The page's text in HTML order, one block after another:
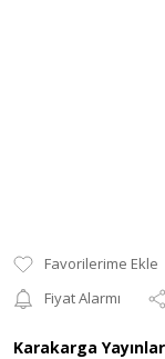
Fiyat Alarmı
Karakarga